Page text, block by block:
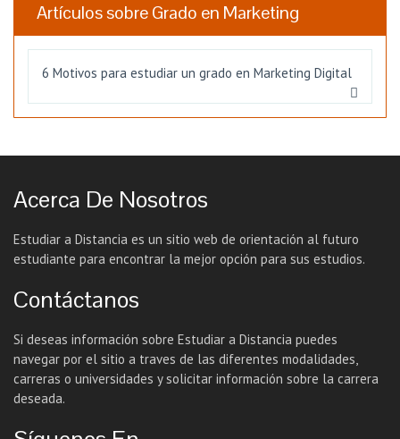
Artículos sobre Grado en Marketing
6 Motivos para estudiar un grado en Marketing Digital
Acerca De Nosotros
Estudiar a Distancia es un sitio web de orientación al futuro
estudiante para encontrar la mejor opción para sus estudios.
Contáctanos
Si deseas información sobre Estudiar a Distancia puedes
navegar por el sitio a traves de las diferentes modalidades,
carreras o universidades y solicitar información sobre la carrera
deseada.